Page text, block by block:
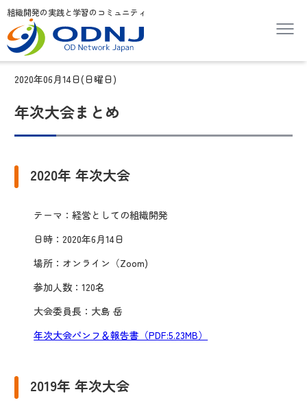
組織開発の実践と学習のコミュニティ
2020年06月14日(日曜日)
年次大会まとめ
2020年 年次大会
テーマ：経営としての組織開発
日時：2020年6月14日
場所：オンライン（Zoom)
参加人数：120名
大会委員長：大島 岳
年次大会パンフ＆報告書（PDF:5.23MB）
2019年 年次大会